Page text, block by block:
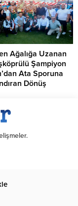
Ağalığa Uzanan
Şampiyon
Ata Sporuna
Dönüş